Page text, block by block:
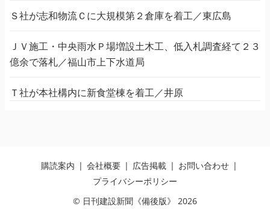
Ｓ社が志和物流Ｃに大規模第２倉庫を着工／東広島
ＪＶ施工・中央雨水Ｐ場増設土木工、低入札調査経て２３
億余で落札／福山市上下水道局
Ｔ社が本社構内に新食堂棟を着工／井原
購読案内 会社概要 広告掲載
お問い合わせ
プライバシーポリシー
© 日刊建設新聞《備後版》 2026